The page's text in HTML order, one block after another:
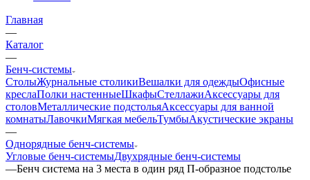
Главная
—
Каталог
—
Бенч-системы
СтолыЖурнальные столикиВешалки для одеждыОфисные
креслаПолки настенныеШкафыСтеллажиАксессуары для
столовМеталлические подстольяАксессуары для ванной
комнатыЛавочкиМягкая мебельТумбыАкустические экраны
—
Однорядные бенч-системы
Угловые бенч-системыДвухрядные бенч-системы
—Бенч система на 3 места в один ряд П-образное подстолье